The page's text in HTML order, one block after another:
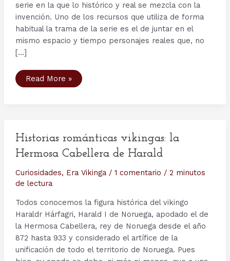
serie en la que lo histórico y real se mezcla con la
invención. Uno de los recursos que utiliza de forma
habitual la trama de la serie es el de juntar en el
mismo espacio y tiempo personajes reales que, no
[…]
Personajes
serie
Harald
Harfragi,
¿hermanos
o
e
hijo?
Read More »
Historias románticas vikingas: la
Hermosa Cabellera de Harald
Curiosidades, Era Vikinga/ 1 comentario / 2 minutos
de lectura
Todos conocemos la figura histórica del vikingo
Haraldr Hárfagri, Harald I de Noruega, apodado el de
la Hermosa Cabellera, rey de Noruega desde el año
872 hasta 933 y considerado el artífice de la
unificación de todo el territorio de Noruega. Pues